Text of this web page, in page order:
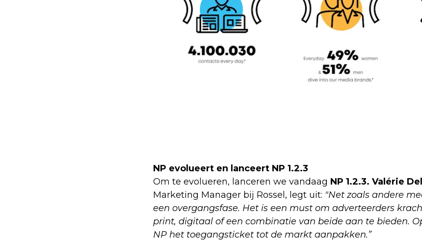
NP evolueert en lanceert NP 1.2.3
Om te evolueren, lanceren we vandaag NP 1.2.3. Valérie
Marketing Manager bij Rossel, legt uit: "Net zoals andere
een overgangsfase. Het is een must om adverteerders
print, digitaal of een combinatie van beide aan te bieden.
NP het toegangsticket tot de markt aanpakken.”